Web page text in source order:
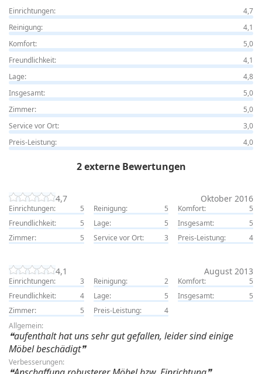
Einrichtungen:
4,7
Reinigung:
4,1
Komfort:
5,0
Freundlichkeit:
4,1
Lage:
4,8
Insgesamt:
5,0
Zimmer:
5,0
Service vor Ort:
3,0
Preis-Leistung:
4,0
2 externe Bewertungen
4,7 Oktober 2016
Einrichtungen: 5 Reinigung: 5 Komfort:
5
Freundlichkeit:
5 Lage: 5 Insgesamt:
5
Zimmer:
5 Service vor Ort: 3 Preis-Leistung: 4
4,1 August 2013
Einrichtungen: 3 Reinigung: 2 Komfort:
5
Freundlichkeit:
4 Lage: 5 Insgesamt:
5
Zimmer:
5 Preis-Leistung:
4
Allgemein:
aufenthalt hat uns sehr gut gefallen, leider sind einige
Möbel beschädigt
Verbesserungen: